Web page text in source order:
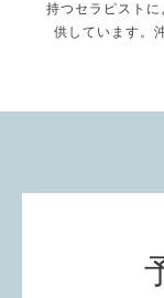
持つセラピスト
供しています。